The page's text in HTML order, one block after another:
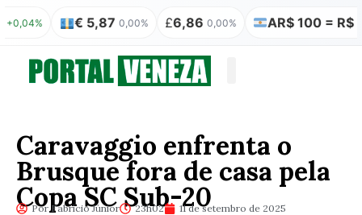
€ 5,87 0,00% £6,86 0,00% AR$ 100 = R$ 0,31
Caravaggio enfrenta o
Brusque fora de casa pela
Copa SC Sub-20
Por Fabrício Júnior 23h02
11 de setembro de 2025